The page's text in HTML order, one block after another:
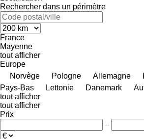
Rechercher dans un périmètre
France
Mayenne
tout afficher
Europe
Norvège
Pologne Allemagne
Pays-Bas
Lettonie Danemark
tout afficher
tout afficher
Prix
–